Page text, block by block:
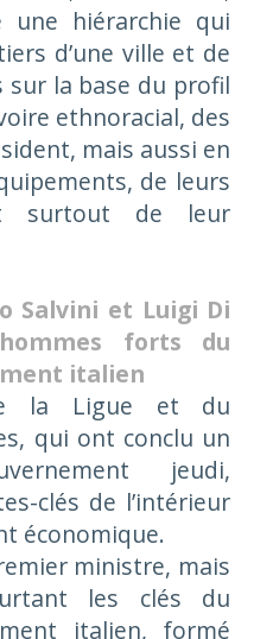
une hiérarchie qui
d’une ville et de
sur la base du profil
ethnoracial, des
mais aussi en
de leurs
surtout de leur
Salvini et Luigi Di
forts du
italien
la Ligue et du
qui ont conclu un
jeudi,
clés de l’intérieur
économique.
ministre, mais
les clés du
italien, formé